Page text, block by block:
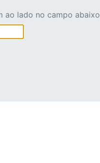
ao lado no campo abaixo